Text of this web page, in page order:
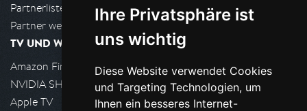
Ihre Privatsphäre ist
uns wichtig
Diese Website verwendet Cookies
und Targeting Technologien, um
Ihnen ein besseres Internet-
Partnerliste
Partner werden
TV UND WOHNZIMMER
Amazon FireTV
NVIDIA SHIELD, Google TV
Apple TV